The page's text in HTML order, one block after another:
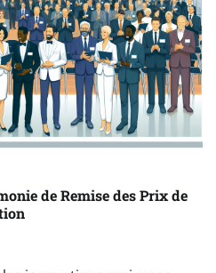
de Remise des Prix de